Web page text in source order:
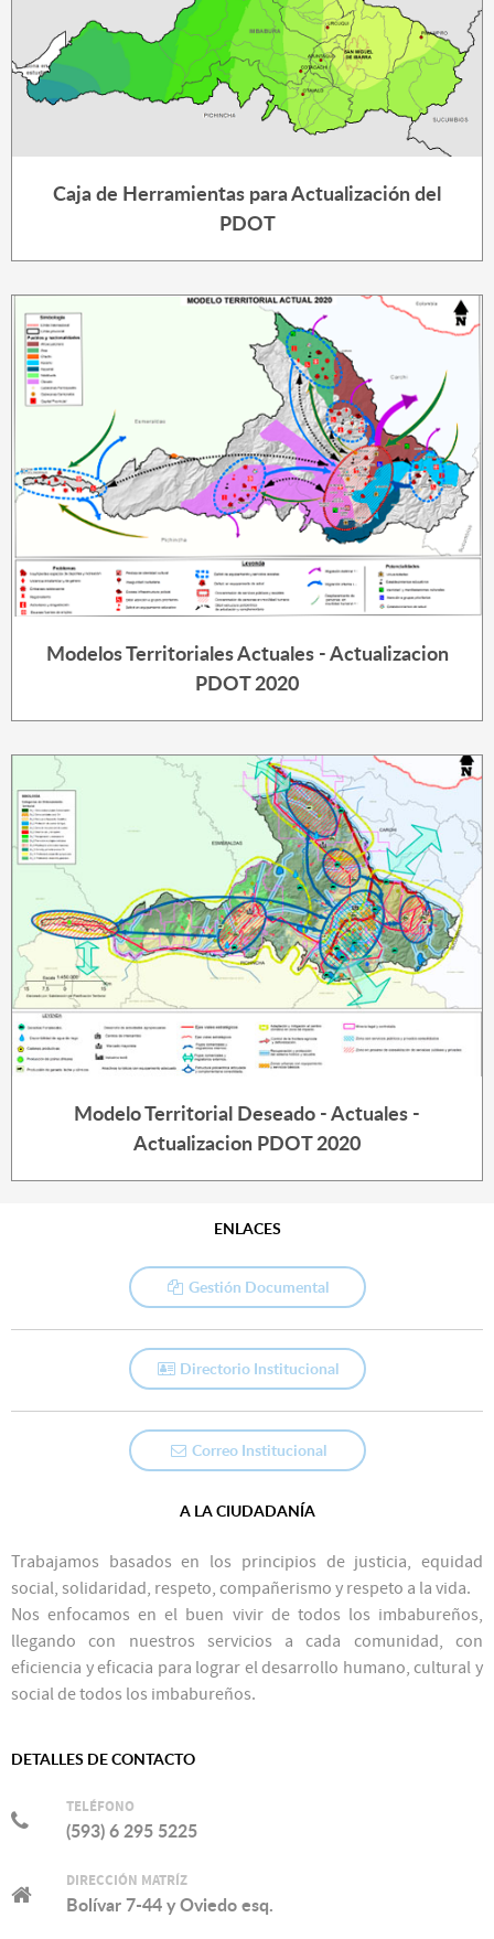
Caja de Herramientas para Actualización del
PDOT
Modelos Territoriales Actuales - Actualizacion
PDOT 2020
Modelo Territorial Deseado - Actuales -
Actualizacion PDOT 2020
ENLACES
Gestión Documental
Directorio Institucional
Correo Institucional
A LA CIUDADANÍA
Trabajamos basados en los principios de justicia, equidad
social, solidaridad, respeto, compañerismo y respeto a la vida.
Nos enfocamos en el buen vivir de todos los imbabureños,
llegando con nuestros servicios a cada comunidad, con
eficiencia y eficacia para lograr el desarrollo humano, cultural y
social de todos los imbabureños.
DETALLES DE CONTACTO
TELÉFONO
(593) 6 295 5225
DIRECCIÓN MATRÍZ
Bolívar 7-44 y Oviedo esq.